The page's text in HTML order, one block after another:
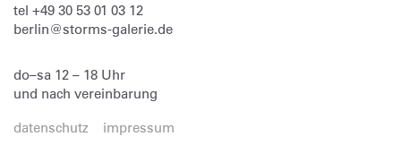
tel +49 30 53 01 03 12
berlin@storms-galerie.de
do–sa 12 – 18 Uhr
und nach vereinbarung
datenschutz
impressum